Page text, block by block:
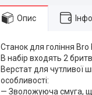
Опис
Станок для гоління Bro
В набір входять 2
Верстат для чутливої
особливості:
— Зволожуюча смуга,